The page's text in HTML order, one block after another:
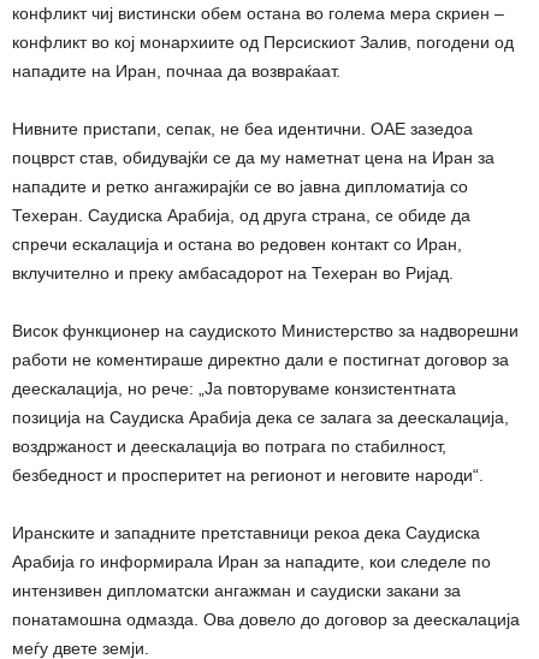
конфликт чиј вистински обем остана во голема мера скриен –
конфликт во кој монархиите од Персискиот Залив, погодени од
нападите на Иран, почнаа да возвраќаат.
Нивните пристапи, сепак, не беа идентични. ОАЕ зазедоа
поцврст став, обидувајќи се да му наметнат цена на Иран за
нападите и ретко ангажирајќи се во јавна дипломатија со
Техеран. Саудиска Арабија, од друга страна, се обиде да
спречи ескалација и остана во редовен контакт со Иран,
вклучително и преку амбасадорот на Техеран во Ријад.
Висок функционер на саудиското Министерство за надворешни
работи не коментираше директно дали е постигнат договор за
деескалација, но рече: „Ја повторуваме конзистентната
позиција на Саудиска Арабија дека се залага за деескалација,
воздржаност и деескалација во потрага по стабилност,
безбедност и просперитет на регионот и неговите народи“.
Иранските и западните претставници рекоа дека Саудиска
Арабија го информирала Иран за нападите, кои следеле по
интензивен дипломатски ангажман и саудиски закани за
понатамошна одмазда. Ова довело до договор за деескалација
меѓу двете земји.